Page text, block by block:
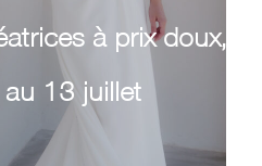
à prix doux,
13 juillet